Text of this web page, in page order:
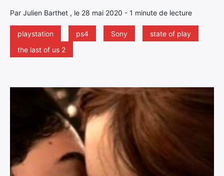
Par Julien Barthet , le 28 mai 2020 - 1 minute de lecture
playstation ps4 Sony
state of play
the last of us 2